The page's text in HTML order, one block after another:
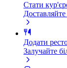
Стати
Додати
Залучайте